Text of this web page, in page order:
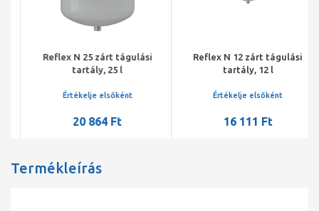
Reflex N 25 zárt tágulási
tartály, 25 l
Értékelje elsőként
20 864 Ft
Reflex N 12 zárt tágulási
tartály, 12 l
Értékelje elsőként
16 111 Ft
Termékleírás